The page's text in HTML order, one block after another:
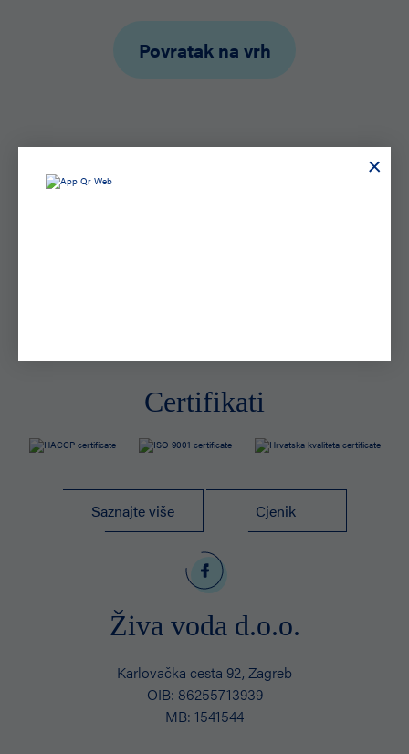
Povratak na vrh
Certifikati
Saznajte više Cjenik
Živa voda d.o.o.
Karlovačka cesta 92, Zagreb
OIB: 86255713939
MB: 1541544